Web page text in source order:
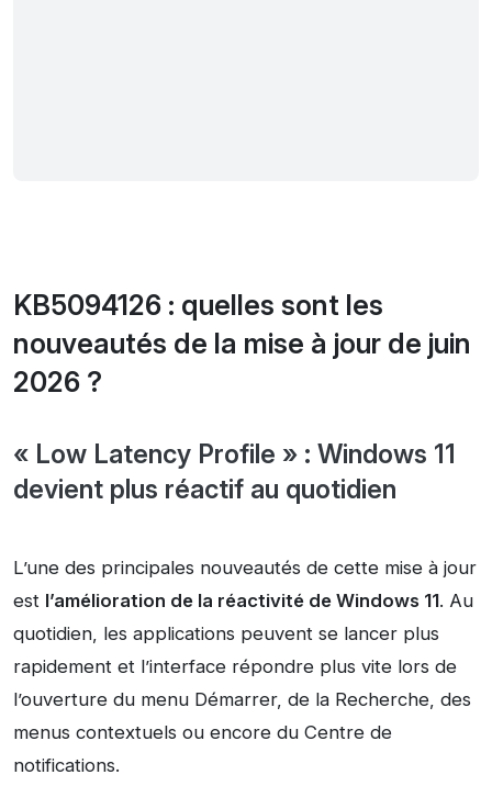
KB5094126 : quelles sont les
nouveautés de la mise à jour de juin
2026 ?
« Low Latency Profile » : Windows 11
devient plus réactif au quotidien
L’une des principales nouveautés de cette mise à jour
est l’amélioration de la réactivité de Windows 11. Au
quotidien, les applications peuvent se lancer plus
rapidement et l’interface répondre plus vite lors de
l’ouverture du menu Démarrer, de la Recherche, des
menus contextuels ou encore du Centre de
notifications.